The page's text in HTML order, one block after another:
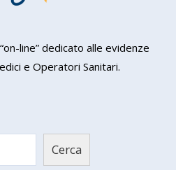
line” dedicato alle evidenze
e Operatori Sanitari.
Cerca